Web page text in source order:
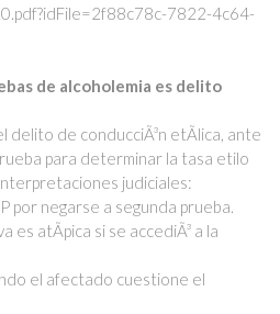
7822-4c64-
de alcoholemia es delito
delito de conducciÃ³n etÃ­lica, ante
para determinar la tasa etilo
judiciales:
por negarse a segunda prueba.
es atÃ­pica si se accediÃ³ a la
el afectado cuestione el